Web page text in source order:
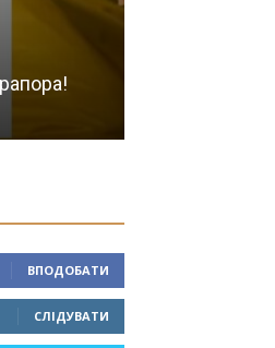
ВПОДОБАТИ
СЛІДУВАТИ